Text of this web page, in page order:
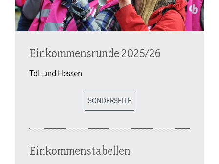
Einkommensrunde 2025/26
TdL und Hessen
SONDERSEITE
Einkommenstabellen